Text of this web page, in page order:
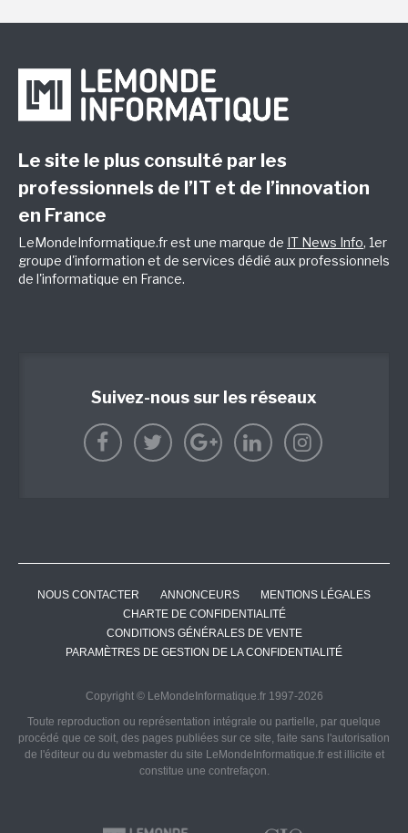
Le site le plus consulté par les
professionnels de l’IT et de l’innovation
en France
LeMondeInformatique.fr est une marque de IT News Info, 1er
groupe d'information et de services dédié aux professionnels
de l'informatique en France.
Suivez-nous sur les réseaux
NOUS CONTACTER ANNONCEURS
MENTIONS LÉGALES
CHARTE DE CONFIDENTIALITÉ
CONDITIONS GÉNÉRALES DE VENTE
PARAMÈTRES DE GESTION DE LA CONFIDENTIALITÉ
Copyright © LeMondeInformatique.fr 1997-2026
Toute reproduction ou représentation intégrale ou partielle, par quelque
procédé que ce soit, des pages publiées sur ce site, faite sans l'autorisation
de l'éditeur ou du webmaster du site LeMondeInformatique.fr est illicite et
constitue une contrefaçon.